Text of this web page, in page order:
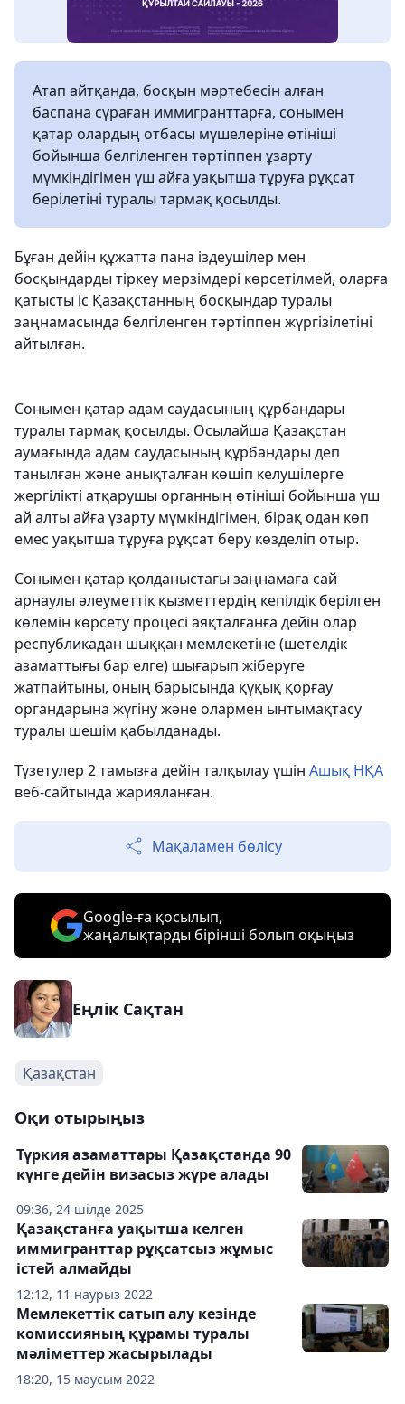
Атап айтқанда, босқын мәртебесін алған
баспана сұраған иммигранттарға, сонымен
қатар олардың отбасы мүшелеріне өтініші
бойынша белгіленген тәртіппен ұзарту
мүмкіндігімен үш айға уақытша тұруға рұқсат
берілетіні туралы тармақ қосылды.
Бұған дейін құжатта пана іздеушілер мен
босқындарды тіркеу мерзімдері көрсетілмей, оларға
қатысты іс Қазақстанның босқындар туралы
заңнамасында белгіленген тәртіппен жүргізілетіні
айтылған.
Сонымен қатар адам саудасының құрбандары
туралы тармақ қосылды. Осылайша Қазақстан
аумағында адам саудасының құрбандары деп
танылған және анықталған көшіп келушілерге
жергілікті атқарушы органның өтініші бойынша үш
ай алты айға ұзарту мүмкіндігімен, бірақ одан көп
емес уақытша тұруға рұқсат беру көзделіп отыр.
Сонымен қатар қолданыстағы заңнамаға сай
арнаулы әлеуметтік қызметтердің кепілдік берілген
көлемін көрсету процесі аяқталғанға дейін олар
республикадан шыққан мемлекетіне (шетелдік
азаматтығы бар елге) шығарып жіберуге
жатпайтыны, оның барысында құқық қорғау
органдарына жүгіну және олармен ынтымақтасу
туралы шешім қабылданады.
Түзетулер 2 тамызға дейін талқылау үшін Ашық НҚА
веб-сайтында жарияланған.
Мақаламен бөлісу
Google-ға қосылып,
жаңалықтарды бірінші болып оқыңыз
Еңлік Сақтан
Қазақстан
Оқи отырыңыз
09:36, 24 шілде 2025
Түркия азаматтары Қазақстанда 90
күнге дейін визасыз жүре алады
12:12, 11 наурыз 2022
Қазақстанға уақытша келген
иммигранттар рұқсатсыз жұмыс
істей алмайды
18:20, 15 маусым 2022
Мемлекеттік сатып алу кезінде
комиссияның құрамы туралы
мәліметтер жасырылады